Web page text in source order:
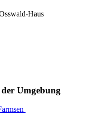
Haus
Umgebung